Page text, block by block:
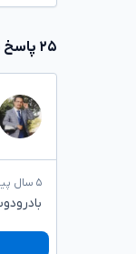
۲۵ پاسخ برای این سوال ثبت شده
۵ سال پیش